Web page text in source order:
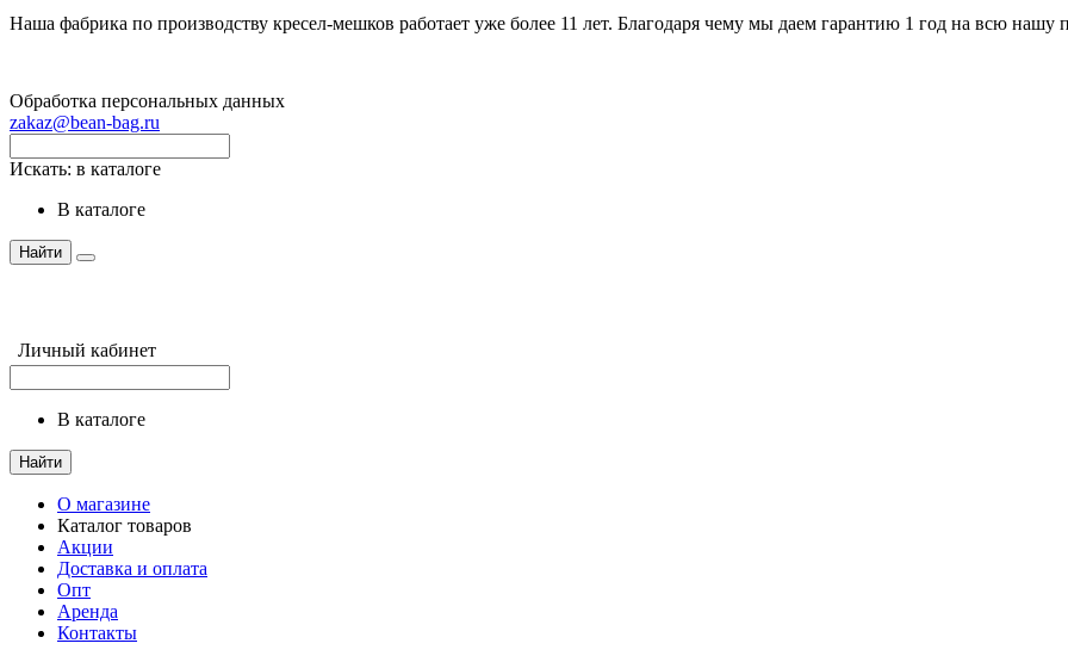
Наша фабрика по производству кресел-мешков работает уже более 11 лет. Благодаря чему мы даем гарантию 1 год на всю нашу
Обработка персональных данных
zakaz@bean-bag.ru
Искать: в каталоге
в каталоге
Найти
Личный кабинет
в каталоге
Найти
О магазине
Каталог товаров
Акции
Доставка и оплата
Опт
Аренда
Контакты